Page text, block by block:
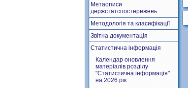
Метаописи
держстатспостережень
Методологія та класифікації
Звітна документація
Статистична інформація
Календар оновлення
матеріалів розділу
"Статистична інформація"
на 2026 рік